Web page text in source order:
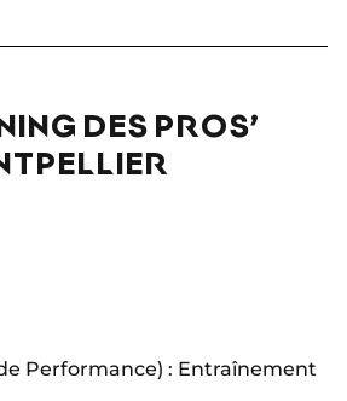
DES PROS’
de Performance) : Entraînement